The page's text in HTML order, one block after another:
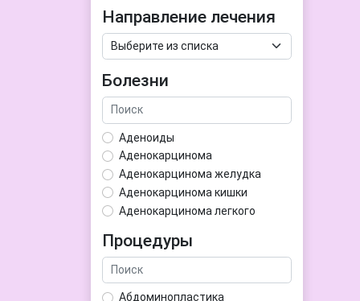
Направление лечения
Болезни
Аденоиды
Аденокарцинома
Аденокарцинома желудка
Аденокарцинома кишки
Аденокарцинома легкого
Аденома гипофиза
Аденома простаты
Аденома щитовидной железы
Процедуры
Абдоминопластика